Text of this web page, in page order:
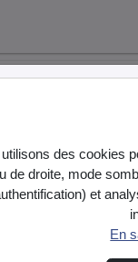
des cookies
de droite, mode
et
En